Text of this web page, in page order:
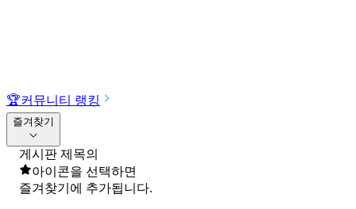
🏆커뮤니티 랭킹
즐겨찾기
게시판 제목의
아이콘을 선택하면
즐겨찾기에 추가됩니다.